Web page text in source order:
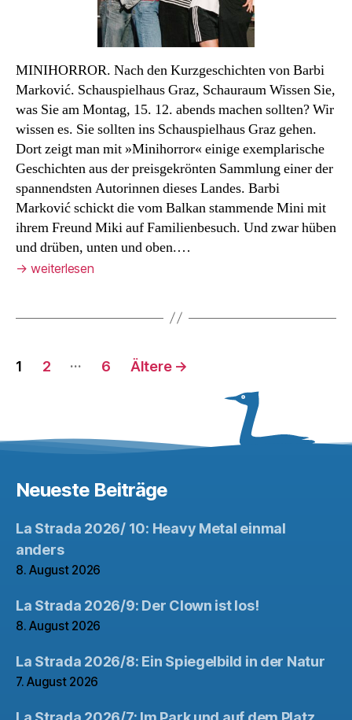
MINIHORROR. Nach den Kurzgeschichten von Barbi
Marković. Schauspielhaus Graz, Schauraum Wissen Sie,
was Sie am Montag, 15. 12. abends machen sollten? Wir
wissen es. Sie sollten ins Schauspielhaus Graz gehen.
Dort zeigt man mit »Minihorror« einige exemplarische
Geschichten aus der preisgekrönten Sammlung einer der
spannendsten Autorinnen dieses Landes. Barbi
Marković schickt die vom Balkan stammende Mini mit
ihrem Freund Miki auf Familienbesuch. Und zwar hüben
und drüben, unten und oben.…
→ weiterlesen
Seitennummerierung
1 2 … 6 Ältere →
Neueste Beiträge
La Strada 2026/ 10: Heavy Metal einmal
anders
8. August 2026
La Strada 2026/9: Der Clown ist los!
8. August 2026
La Strada 2026/8: Ein Spiegelbild in der Natur
7. August 2026